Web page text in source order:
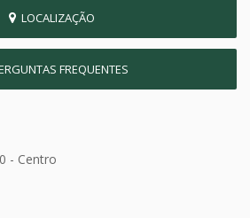
LOCALIZAÇÃO
FREQUENTES
- Centro